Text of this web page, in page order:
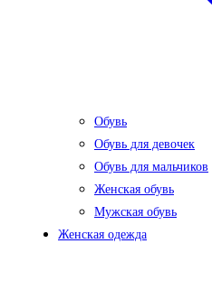
Обувь
Обувь для девочек
Обувь для мальчиков
Женская обувь
Мужская обувь
Женская одежда